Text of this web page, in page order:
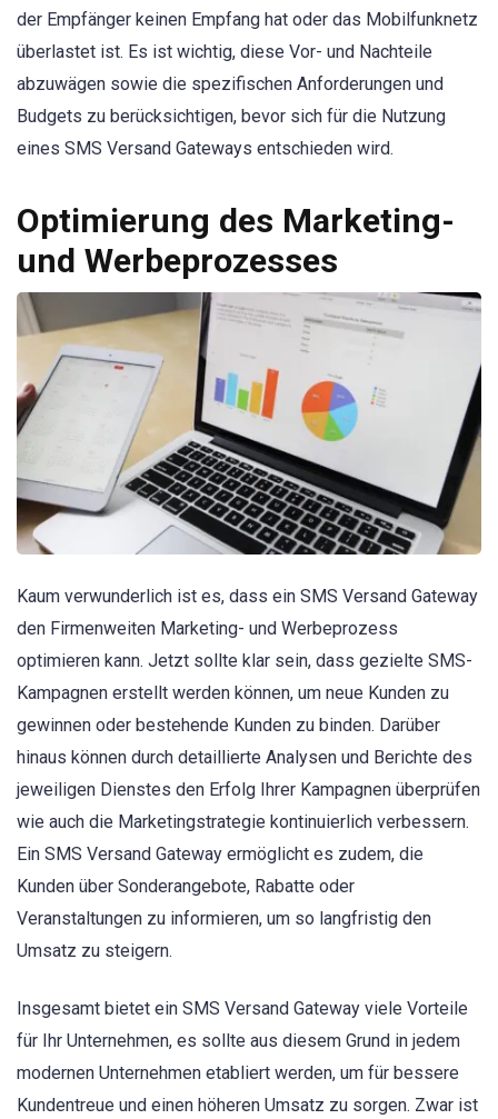
der Empfänger keinen Empfang hat oder das Mobilfunknetz
überlastet ist. Es ist wichtig, diese Vor- und Nachteile
abzuwägen sowie die spezifischen Anforderungen und
Budgets zu berücksichtigen, bevor sich für die Nutzung
eines SMS Versand Gateways entschieden wird.
Optimierung des Marketing-
und Werbeprozesses
Kaum verwunderlich ist es, dass ein SMS Versand Gateway
den Firmenweiten Marketing- und Werbeprozess
optimieren kann. Jetzt sollte klar sein, dass gezielte SMS-
Kampagnen erstellt werden können, um neue Kunden zu
gewinnen oder bestehende Kunden zu binden. Darüber
hinaus können durch detaillierte Analysen und Berichte des
jeweiligen Dienstes den Erfolg Ihrer Kampagnen überprüfen
wie auch die Marketingstrategie kontinuierlich verbessern.
Ein SMS Versand Gateway ermöglicht es zudem, die
Kunden über Sonderangebote, Rabatte oder
Veranstaltungen zu informieren, um so langfristig den
Umsatz zu steigern.
Insgesamt bietet ein SMS Versand Gateway viele Vorteile
für Ihr Unternehmen, es sollte aus diesem Grund in jedem
modernen Unternehmen etabliert werden, um für bessere
Kundentreue und einen höheren Umsatz zu sorgen. Zwar ist